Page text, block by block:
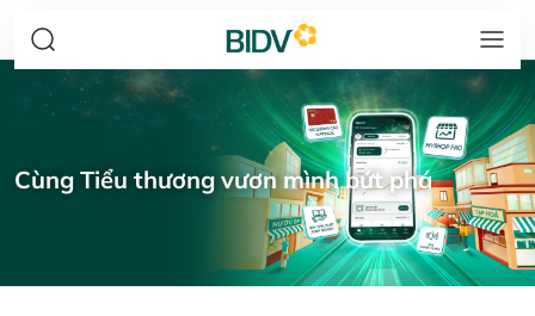
Cùng Tiểu thương vươn mình bứt phá